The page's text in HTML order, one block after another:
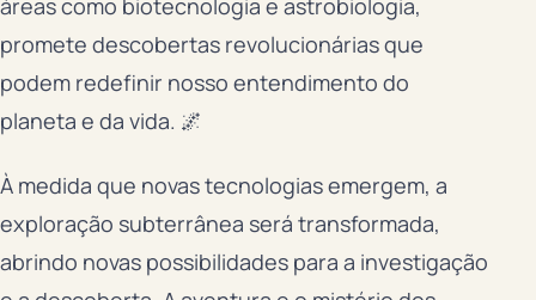
áreas como biotecnologia e astrobiologia,
promete descobertas revolucionárias que
podem redefinir nosso entendimento do
planeta e da vida. 🌌
À medida que novas tecnologias emergem, a
exploração subterrânea será transformada,
abrindo novas possibilidades para a investigação